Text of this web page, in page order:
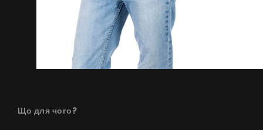
Що для чого?